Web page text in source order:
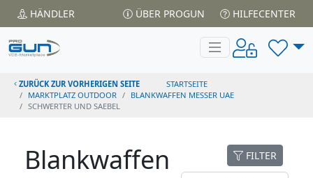
HÄNDLER ÜBER PROGUN HILFECENTER
ZURÜCK ZUR VORHERIGEN SEITE
STARTSEITE
MARKTPLATZ OUTDOOR
BLANKWAFFEN MESSER UAE
SCHWERTER UND SAEBEL
Blankwaffen
FILTER